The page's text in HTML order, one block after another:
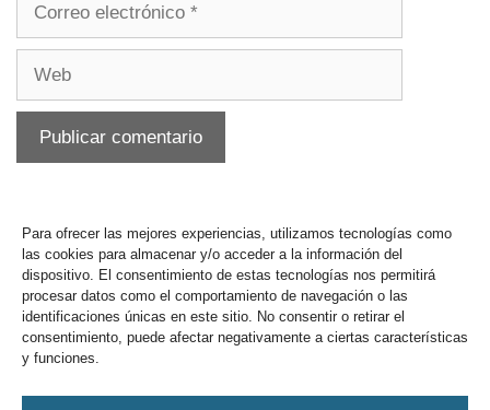
Para ofrecer las mejores experiencias, utilizamos tecnologías como
las cookies para almacenar y/o acceder a la información del
dispositivo. El consentimiento de estas tecnologías nos permitirá
procesar datos como el comportamiento de navegación o las
identificaciones únicas en este sitio. No consentir o retirar el
consentimiento, puede afectar negativamente a ciertas características
y funciones.
Buzón y sugerencias